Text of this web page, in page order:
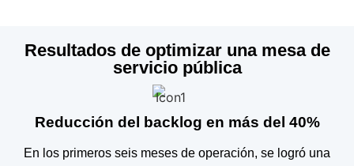
Resultados de optimizar una mesa de
servicio pública
Reducción del backlog en más del 40%
En los primeros seis meses de operación, se logró una